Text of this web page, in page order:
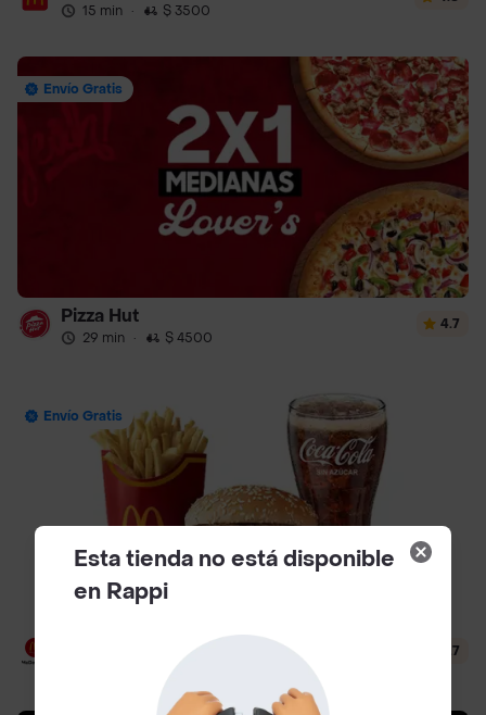
15 min · $ 3500
Envío Gratis
Pizza Hut
29 min · $ 4500
4.7
Envío Gratis
$ 3500
4.7
Esta tienda no está disponible
en Rappi